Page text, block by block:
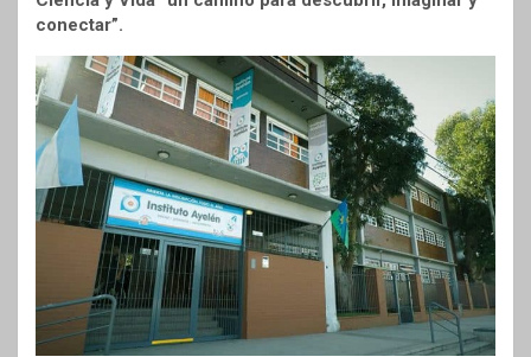
conectar”.